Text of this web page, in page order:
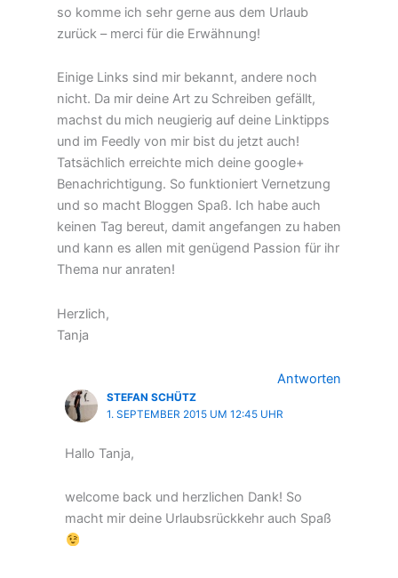
so komme ich sehr gerne aus dem Urlaub
zurück – merci für die Erwähnung!
Einige Links sind mir bekannt, andere noch
nicht. Da mir deine Art zu Schreiben gefällt,
machst du mich neugierig auf deine Linktipps
und im Feedly von mir bist du jetzt auch!
Tatsächlich erreichte mich deine google+
Benachrichtigung. So funktioniert Vernetzung
und so macht Bloggen Spaß. Ich habe auch
keinen Tag bereut, damit angefangen zu haben
und kann es allen mit genügend Passion für ihr
Thema nur anraten!
Herzlich,
Tanja
Antworten
STEFAN SCHÜTZ
1. SEPTEMBER 2015 UM 12:45 UHR
Hallo Tanja,
welcome back und herzlichen Dank! So
macht mir deine Urlaubsrückkehr auch Spaß